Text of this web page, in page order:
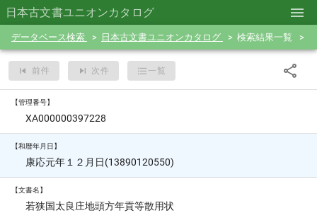
日本古文書ユニオンカタログ
データベース検索 日本古文書ユニオンカタログ 検索結果一覧
前件 次件 一覧
【管理番号】
XA000000397228
【和暦年月日】
康応元年１２月日(13890120550)
【文書名】
若狭国太良庄地頭方年貢等散用状